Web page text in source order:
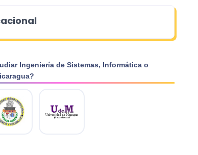
Ingeniería de Sistemas, Informática o
?